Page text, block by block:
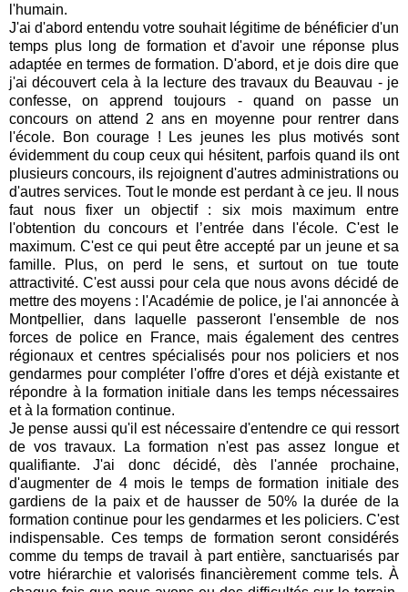
l'humain.
J'ai d'abord entendu votre souhait légitime de bénéficier d'un
temps plus long de formation et d'avoir une réponse plus
adaptée en termes de formation. D'abord, et je dois dire que
j'ai découvert cela à la lecture des travaux du Beauvau - je
confesse, on apprend toujours - quand on passe un
concours on attend 2 ans en moyenne pour rentrer dans
l'école. Bon courage ! Les jeunes les plus motivés sont
évidemment du coup ceux qui hésitent, parfois quand ils ont
plusieurs concours, ils rejoignent d'autres administrations ou
d'autres services. Tout le monde est perdant à ce jeu. Il nous
faut nous fixer un objectif : six mois maximum entre
l'obtention du concours et l’entrée dans l'école. C'est le
maximum. C'est ce qui peut être accepté par un jeune et sa
famille. Plus, on perd le sens, et surtout on tue toute
attractivité. C'est aussi pour cela que nous avons décidé de
mettre des moyens : l'Académie de police, je l'ai annoncée à
Montpellier, dans laquelle passeront l'ensemble de nos
forces de police en France, mais également des centres
régionaux et centres spécialisés pour nos policiers et nos
gendarmes pour compléter l'offre d'ores et déjà existante et
répondre à la formation initiale dans les temps nécessaires
et à la formation continue.
Je pense aussi qu'il est nécessaire d'entendre ce qui ressort
de vos travaux. La formation n'est pas assez longue et
qualifiante. J'ai donc décidé, dès l'année prochaine,
d'augmenter de 4 mois le temps de formation initiale des
gardiens de la paix et de hausser de 50% la durée de la
formation continue pour les gendarmes et les policiers. C'est
indispensable. Ces temps de formation seront considérés
comme du temps de travail à part entière, sanctuarisés par
votre hiérarchie et valorisés financièrement comme tels. À